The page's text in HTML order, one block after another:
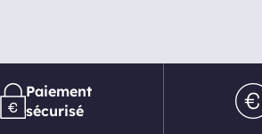
Paiement
sécurisé